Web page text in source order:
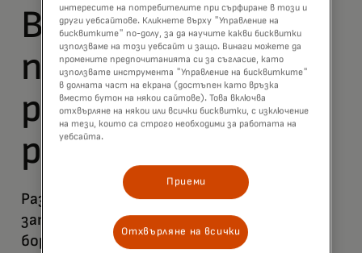
Вашата
платформа за
разплащания за
растеж
Разгледайте решения за намаляване на
затрудненията при плащане на касата,
борба с измамите и създаване на
интересите на потребителите при сърфиране в този и
други уебсайтове. Кликнете върху "Управление на
бисквитките" по-долу, за да научите какви бисквитки
използваме на този уебсайт и защо. Винаги можете да
промените предпочитанията си за съгласие, като
използвате инструмента "Управление на бисквитките"
в долната част на екрана (достъпен като връзка
вместо бутон на някои сайтове). Това включва
отхвърляне на някои или всички бисквитки, с изключение
на тези, които са строго необходими за работата на
уебсайта.
Приеми
Отхвърляне на всички